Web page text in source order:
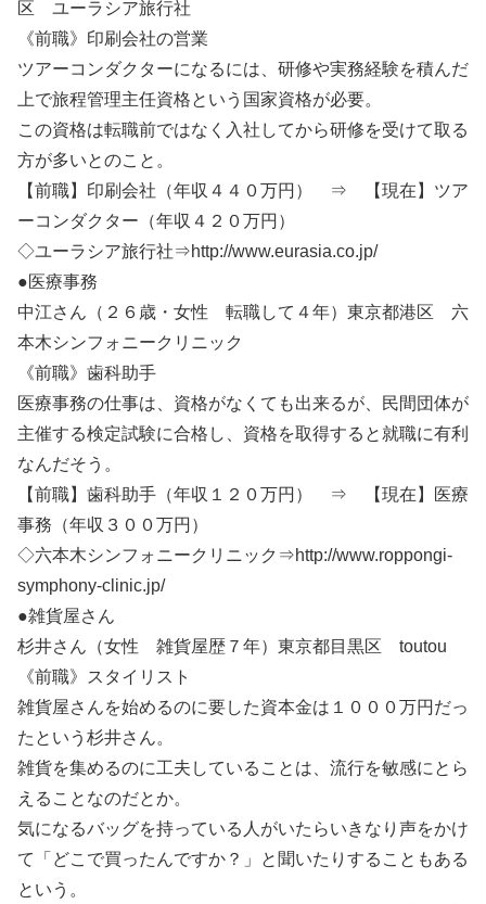
区 ユーラシア旅行社
《前職》印刷会社の営業
ツアーコンダクターになるには、研修や実務経験を積んだ
上で旅程管理主任資格という国家資格が必要。
この資格は転職前ではなく入社してから研修を受けて取る
方が多いとのこと。
【前職】印刷会社（年収４４０万円） ⇒ 【現在】ツア
ーコンダクター（年収４２０万円）
◇ユーラシア旅行社⇒http://www.eurasia.co.jp/
●医療事務
中江さん（２６歳・女性 転職して４年）東京都港区 六
本木シンフォニークリニック
《前職》歯科助手
医療事務の仕事は、資格がなくても出来るが、民間団体が
主催する検定試験に合格し、資格を取得すると就職に有利
なんだそう。
【前職】歯科助手（年収１２０万円） ⇒ 【現在】医療
事務（年収３００万円）
◇六本木シンフォニークリニック⇒http://www.roppongi-
symphony-clinic.jp/
●雑貨屋さん
杉井さん（女性 雑貨屋歴７年）東京都目黒区 toutou
《前職》スタイリスト
雑貨屋さんを始めるのに要した資本金は１０００万円だっ
たという杉井さん。
雑貨を集めるのに工夫していることは、流行を敏感にとら
えることなのだとか。
気になるバッグを持っている人がいたらいきなり声をかけ
て「どこで買ったんですか？」と聞いたりすることもある
という。